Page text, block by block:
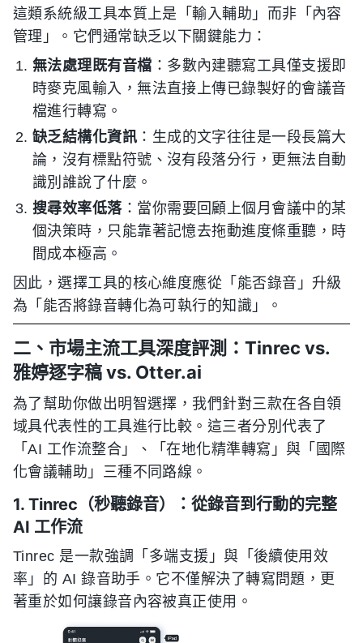
這類系統級工具本質上是「輸入輔助」而非「內容
管理」。它們通常缺乏以下關鍵能力：
無法處理既有音檔 ：多數內建聽寫工具僅支援即
時麥克風輸入，無法直接上傳已錄製好的會議音
檔進行轉寫。
缺乏結構化資訊：生成的文字往往是一段長篇大
論，沒有標點符號、沒有段落分行，更無法自動
識別誰說了什麼。
搜尋效率低落：當你需要回顧上個月會議中的某
個決策時，只能靠著記憶去拖動進度條重聽，時
間成本極高。
因此，選擇工具的核心維度應從「能否錄音」升級
為「能否將錄音轉化為可執行的知識」。
二、市場主流工具深度評測：Tinrec vs.
雅婷逐字稿 vs. Otter.ai
為了幫助你做出明智選擇，我們針對三款在各自領
域具代表性的工具進行比較。這三者分別代表了
「AI 工作流整合」、「在地化精準轉寫」與「國際
化會議輔助」三種不同路線。
1. Tinrec（秒聽錄音）：從錄音到行動的完整
AI 工作流
Tinrec 是一款強調「多端支援」與「後續使用效
率」的 AI 錄音助手。它不僅解決了轉寫問題，更
著重於如何讓錄音內容被真正使用。